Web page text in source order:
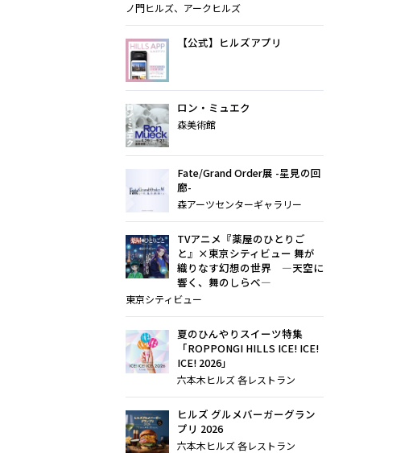
ノ門ヒルズ、アークヒルズ
【公式】ヒルズアプリ
ロン・ミュエク
森美術館
Fate/Grand Order展 -星見の回
廊-
森アーツセンターギャラリー
TVアニメ『薬屋のひとりご
と』×東京シティビュー 舞が
織りなす幻想の世界 ―天空に
響く、舞のしらべ―
東京シティビュー
夏のひんやりスイーツ特集
「ROPPONGI HILLS ICE! ICE!
ICE! 2026」
六本木ヒルズ 各レストラン
ヒルズ グルメバーガーグラン
プリ 2026
六本木ヒルズ 各レストラン